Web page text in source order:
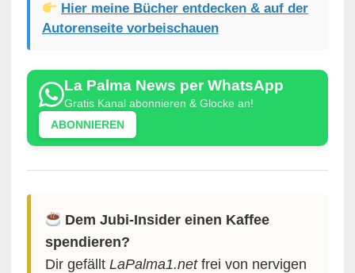
Hier meine Bücher entdecken & auf der
Autorenseite vorbeischauen
La Palma News per WhatsApp
Gratis Kanal abonnieren & Glocke an!
ABONNIEREN
Dem Jubi-Insider einen Kaffee
spendieren?
Dir gefällt LaPalma1.netfrei von nervigen